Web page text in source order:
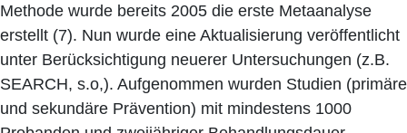
Methode wurde bereits 2005 die erste Metaanalyse
erstellt (7). Nun wurde eine Aktualisierung veröffentlicht
unter Berücksichtigung neuerer Untersuchungen (z.B.
SEARCH, s.o,). Aufgenommen wurden Studien (primäre
und sekundäre Prävention) mit mindestens 1000